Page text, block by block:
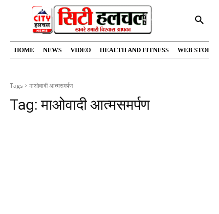
HOME NEWS VIDEO HEALTH AND FITNESS WEB
Tags माओवादी आत्मसमर्पण
Tag:माओवादी आत्मसमर्पण